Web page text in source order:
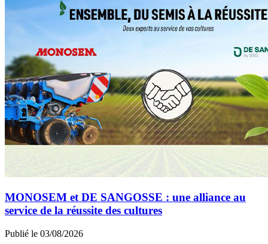
MONOSEM et DE SANGOSSE : une alliance au
service de la réussite des cultures
Publié le 03/08/2026